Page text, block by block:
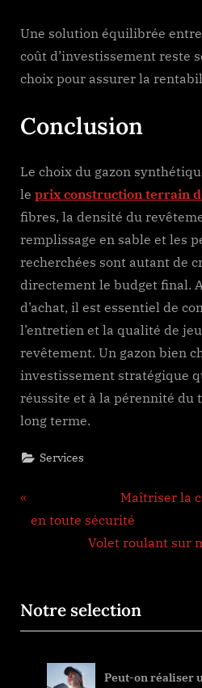
Une solution équilibrée
coût d’investissement reste
choix pour assurer la
Conclusion
Le choix du gazon
le prix construction terrain
fibres, la densité du
remplissage en sable et les
recherchées sont autant de
directement le budget final.
d’achat, il est essentiel de
l’entretien et la qualité de
revêtement. Un gazon bien
investissement stratégique
réussite et à la pérennité du
long terme.
Services
de
l’article
Maîtriser la
en toute sécurité
Volet roulant sur
Notre selection
Peut-on réaliser